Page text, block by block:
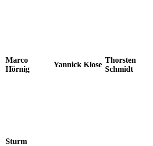
Marco
Hörnig
Yannick Klose
Thorsten
Schmidt
Sturm